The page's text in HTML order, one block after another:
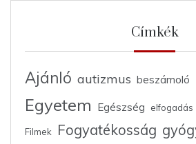
Címkék
Ajánló autizmus beszámoló
Egyetem Egészség elfogadás
Filmek Fogyatékosság